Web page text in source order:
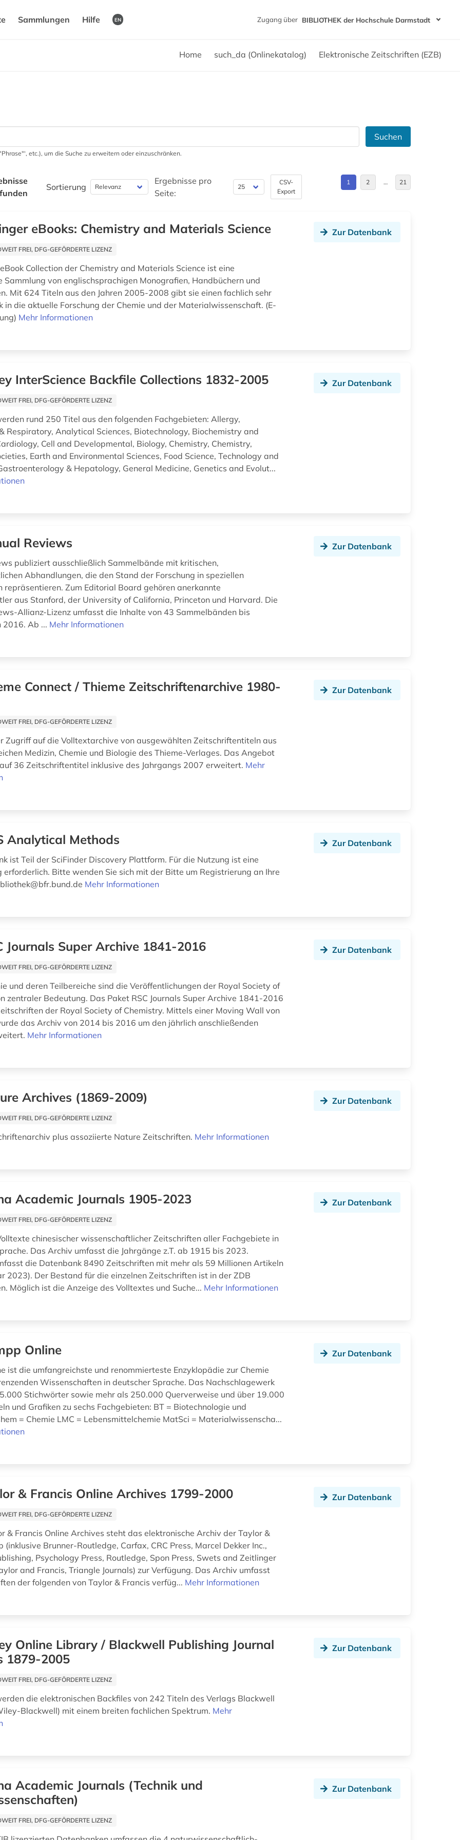
Sammlungen Hilfe EN Zugang über BIBLIOTHEK der Hochschule Darmstadt
Home such_da (Onlinekatalog) Elektronische Zeitschriften (EZB)
Suchen
etc.), um die Suche zu erweitern oder einzuschränken.
Sortierung
Ergebnisse pro
Seite:
CSV-
Export
1 2 … 21
eBooks: Chemistry and Materials Science
FREI, DFG-GEFÖRDERTE LIZENZ
Collection der Chemistry and Materials Science ist eine
Sammlung von englischsprachigen Monografien, Handbüchern und
Mit 624 Titeln aus den Jahren 2005-2008 gibt sie einen fachlich sehr
in die aktuelle Forschung der Chemie und der Materialwissenschaft. (E-
Mehr Informationen
Zur Datenbank
InterScience Backfile Collections 1832-2005
FREI, DFG-GEFÖRDERTE LIZENZ
rund 250 Titel aus den folgenden Fachgebieten: Allergy,
Respiratory, Analytical Sciences, Biotechnology, Biochemistry and
Cell and Developmental, Biology, Chemistry, Chemistry,
Earth and Environmental Sciences, Food Science, Technology and
& Hepatology, General Medicine, Genetics and Evolut...
Zur Datenbank
Reviews
publiziert ausschließlich Sammelbände mit kritischen,
Abhandlungen, die den Stand der Forschung in speziellen
repräsentieren. Zum Editorial Board gehören anerkannte
aus Stanford, der University of California, Princeton und Harvard. Die
Allianz-Lizenz umfasst die Inhalte von 43 Sammelbänden bis
2016. Ab ... Mehr Informationen
Zur Datenbank
Connect / Thieme Zeitschriftenarchive 1980-
FREI, DFG-GEFÖRDERTE LIZENZ
Zugriff auf die Volltextarchive von ausgewählten Zeitschriftentiteln aus
Medizin, Chemie und Biologie des Thieme-Verlages. Das Angebot
36 Zeitschriftentitel inklusive des Jahrgangs 2007 erweitert. Mehr
Zur Datenbank
Analytical Methods
ist Teil der SciFinder Discovery Plattform. Für die Nutzung ist eine
erforderlich. Bitte wenden Sie sich mit der Bitte um Registrierung an Ihre
Mehr Informationen
Zur Datenbank
Journals Super Archive 1841-2016
FREI, DFG-GEFÖRDERTE LIZENZ
und deren Teilbereiche sind die Veröffentlichungen der Royal Society of
zentraler Bedeutung. Das Paket RSC Journals Super Archive 1841-2016
der Royal Society of Chemistry. Mittels einer Moving Wall von
das Archiv von 2014 bis 2016 um den jährlich anschließenden
Mehr Informationen
Zur Datenbank
Archives (1869-2009)
FREI, DFG-GEFÖRDERTE LIZENZ
plus assoziierte Nature Zeitschriften. Mehr Informationen
Zur Datenbank
Academic Journals 1905-2023
FREI, DFG-GEFÖRDERTE LIZENZ
chinesischer wissenschaftlicher Zeitschriften aller Fachgebiete in
Das Archiv umfasst die Jahrgänge z.T. ab 1915 bis 2023.
die Datenbank 8490 Zeitschriften mit mehr als 59 Millionen Artikeln
2023). Der Bestand für die einzelnen Zeitschriften ist in der ZDB
Möglich ist die Anzeige des Volltextes und Suche... Mehr Informationen
Zur Datenbank
Online
ist die umfangreichste und renommierteste Enzyklopädie zur Chemie
Wissenschaften in deutscher Sprache. Das Nachschlagewerk
Stichwörter sowie mehr als 250.000 Querverweise und über 19.000
und Grafiken zu sechs Fachgebieten: BT = Biotechnologie und
= Chemie LMC = Lebensmittelchemie MatSci = Materialwissenscha...
Zur Datenbank
& Francis Online Archives 1799-2000
FREI, DFG-GEFÖRDERTE LIZENZ
& Francis Online Archives steht das elektronische Archiv der Taylor &
(inklusive Brunner-Routledge, Carfax, CRC Press, Marcel Dekker Inc.,
Psychology Press, Routledge, Spon Press, Swets and Zeitlinger
and Francis, Triangle Journals) zur Verfügung. Das Archiv umfasst
der folgenden von Taylor & Francis verfüg... Mehr Informationen
Zur Datenbank
Online Library / Blackwell Publishing Journal
1879-2005
FREI, DFG-GEFÖRDERTE LIZENZ
die elektronischen Backfiles von 242 Titeln des Verlags Blackwell
Blackwell) mit einem breiten fachlichen Spektrum. Mehr
Zur Datenbank
Academic Journals (Technik und
FREI, DFG-GEFÖRDERTE LIZENZ
Zur Datenbank